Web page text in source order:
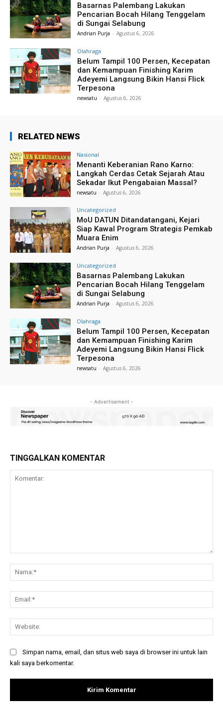
Basarnas Palembang Lakukan
Pencarian Bocah Hilang Tenggelam
di Sungai Selabung
Andrian Purja - Agustus 6, 2026
Olahraga
Belum Tampil 100 Persen, Kecepatan
dan Kemampuan Finishing Karim
Adeyemi Langsung Bikin Hansi Flick
Terpesona
newsatu - Agustus 6, 2026
RELATED NEWS
Nasional
Menanti Keberanian Rano Karno:
Langkah Cerdas Cetak Sejarah Atau
Sekadar Ikut Pengabaian Massal?
newsatu - Agustus 6, 2026
Uncategorized
MoU DATUN Ditandatangani, Kejari
Siap Kawal Program Strategis Pemkab
Muara Enim
Andrian Purja - Agustus 6, 2026
Uncategorized
Basarnas Palembang Lakukan
Pencarian Bocah Hilang Tenggelam
di Sungai Selabung
Andrian Purja - Agustus 6, 2026
Olahraga
Belum Tampil 100 Persen, Kecepatan
dan Kemampuan Finishing Karim
Adeyemi Langsung Bikin Hansi Flick
Terpesona
newsatu - Agustus 6, 2026
- Advertisement -
TINGGALKAN KOMENTAR
Simpan nama, email, dan situs web saya di browser ini untuk lain
kali saya berkomentar.